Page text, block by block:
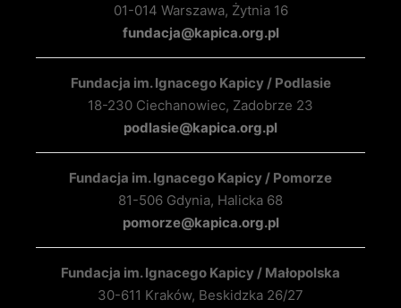
01-014 Warszawa, Żytnia 16
fundacja@kapica.org.pl
Fundacja im. Ignacego Kapicy / Podlasie
18-230 Ciechanowiec, Zadobrze 23
podlasie@kapica.org.pl
Fundacja im. Ignacego Kapicy / Pomorze
81-506 Gdynia, Halicka 68
pomorze@kapica.org.pl
Fundacja im. Ignacego Kapicy / Małopolska
30-611 Kraków, Beskidzka 26/27